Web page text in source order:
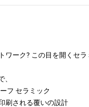
ワーク? この目を開くセ
フ セラミック
刷される覆いの設計